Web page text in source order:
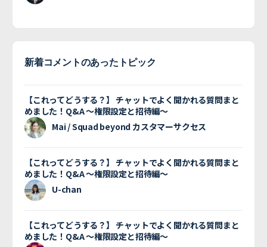
新着コメントのあったトピック
【これってどうする？】 チャットでよく聞かれる質問まと
めました！Q&A 〜権限設定と招待編〜
Mai / Squad beyond カスタマーサクセス
【これってどうする？】 チャットでよく聞かれる質問まと
めました！Q&A 〜権限設定と招待編〜
U-chan
【これってどうする？】 チャットでよく聞かれる質問まと
めました！Q&A 〜権限設定と招待編〜